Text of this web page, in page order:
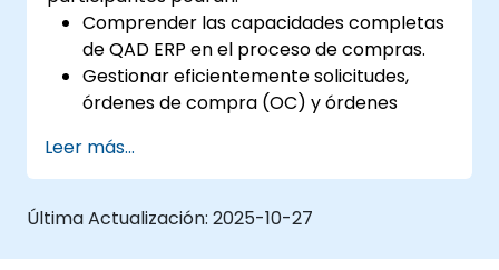
Comprender las capacidades completas
de QAD ERP en el proceso de compras.
Gestionar eficientemente solicitudes,
órdenes de compra (OC) y órdenes
Optimizar el control de inventario y
gestionar eficazmente las relaciones con
los proveedores.
con la recepción de OC, reportes de
Leer más...
Última Actualización: 2025-10-27